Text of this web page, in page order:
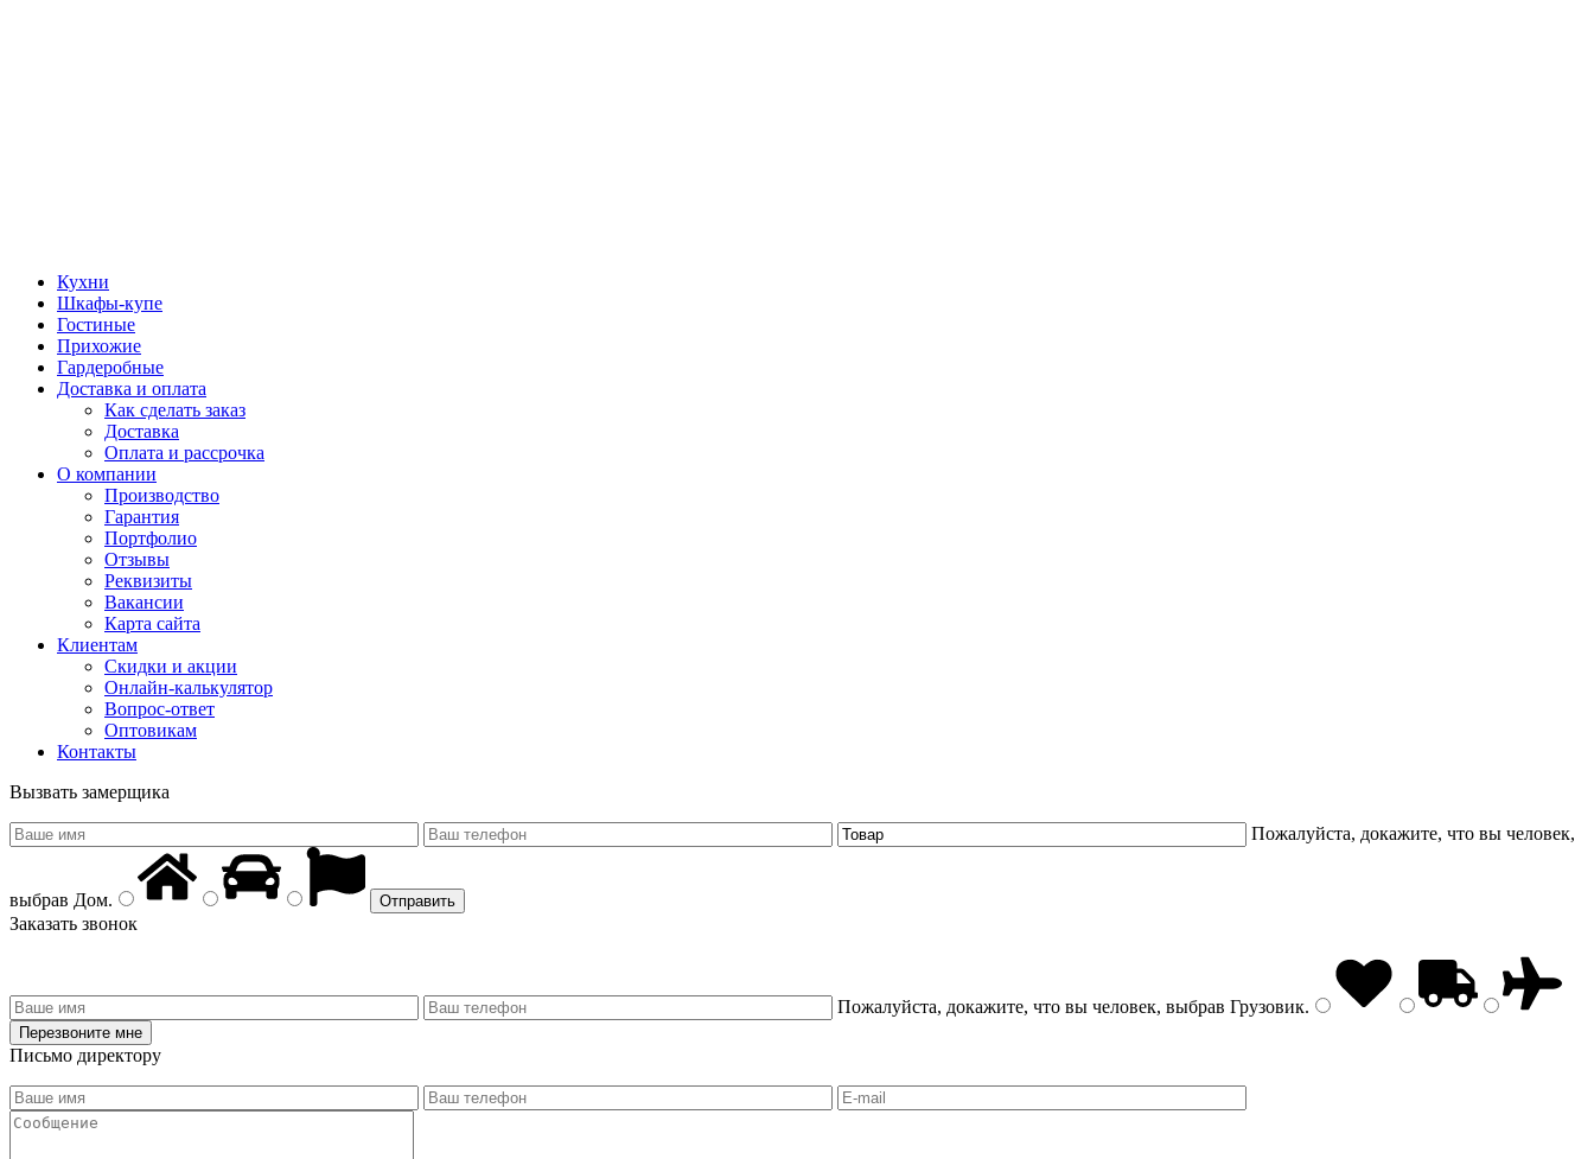
Кухни
Шкафы-купе
Гостиные
Прихожие
Гардеробные
Доставка и оплата
Как сделать заказ
Доставка
Оплата и рассрочка
О компании
Производство
Гарантия
Портфолио
Отзывы
Реквизиты
Вакансии
Карта сайта
Клиентам
Скидки и акции
Онлайн-калькулятор
Вопрос-ответ
Оптовикам
Контакты
Вызвать замерщика
Пожалуйста, докажите, что вы человек,
выбрав Дом.
Заказать звонок
Пожалуйста, докажите, что вы человек, выбрав Грузовик.
Письмо директору